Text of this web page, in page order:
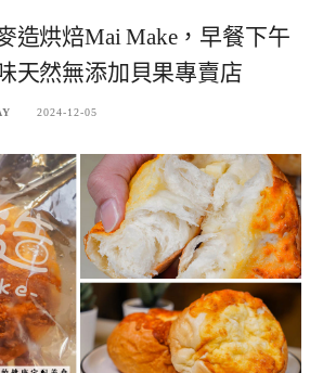
造烘焙Mai Make，早餐下午
天然無添加貝果專賣店
2024-12-05